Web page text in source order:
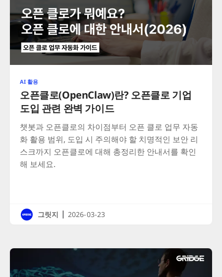
AI 활용
오픈클로(OpenClaw)란? 오픈클로 기업
도입 관련 완벽 가이드
챗봇과 오픈클로의 차이점부터 오픈 클로 업무 자동
화 활용 범위, 도입 시 주의해야 할 치명적인 보안 리
스크까지 오픈클로에 대해 총정리한 안내서를 확인
해 보세요.
그릿지 | 2026-03-23